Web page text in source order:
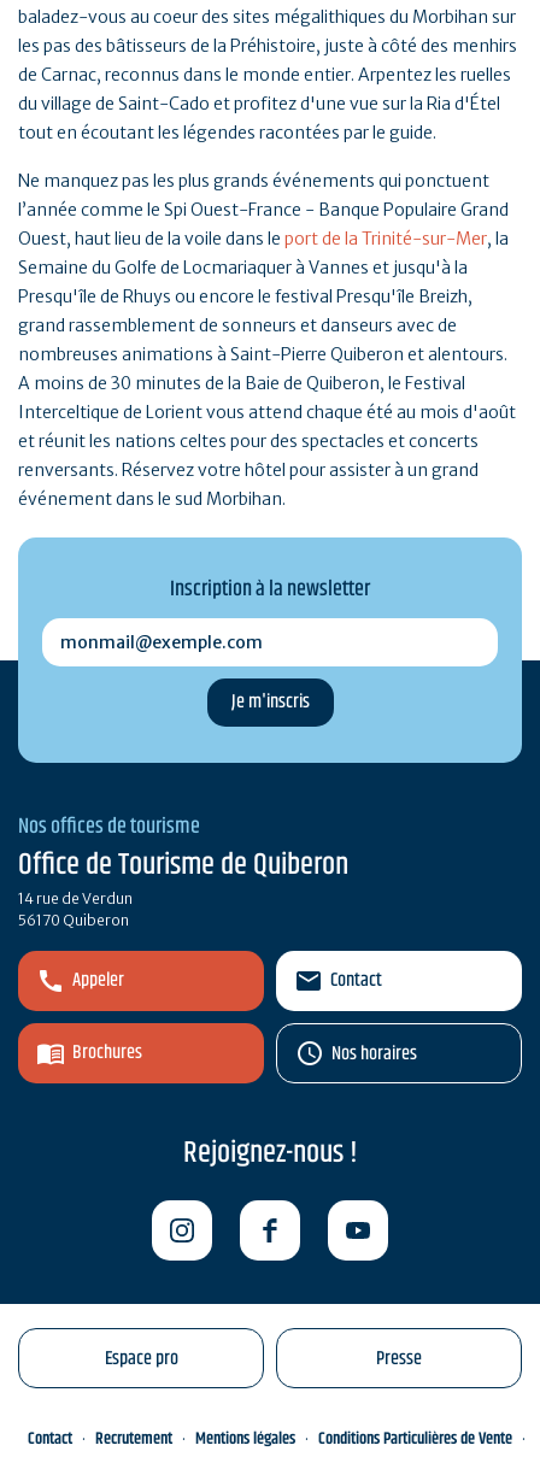
baladez-vous au coeur des sites mégalithiques du Morbihan sur
les pas des bâtisseurs de la Préhistoire, juste à côté des menhirs
de Carnac, reconnus dans le monde entier. Arpentez les ruelles
du village de Saint-Cado et profitez d'une vue sur la Ria d'Étel
tout en écoutant les légendes racontées par le guide.
Ne manquez pas les plus grands événements qui ponctuent
l’année comme le Spi Ouest-France - Banque Populaire Grand
Ouest, haut lieu de la voile dans le port de la Trinité-sur-Mer, la
Semaine du Golfe de Locmariaquer à Vannes et jusqu'à la
Presqu'île de Rhuys ou encore le festival Presqu'île Breizh,
grand rassemblement de sonneurs et danseurs avec de
nombreuses animations à Saint-Pierre Quiberon et alentours.
A moins de 30 minutes de la Baie de Quiberon, le Festival
Interceltique de Lorient vous attend chaque été au mois d'août
et réunit les nations celtes pour des spectacles et concerts
renversants. Réservez votre hôtel pour assister à un grand
événement dans le sud Morbihan.
Inscription à la newsletter
monmail@exemple.com
Nos offices de tourisme
Office de Tourisme de Quiberon
14 rue de Verdun
56170 Quiberon
Appeler
Brochures
Contact
Nos horaires
Rejoignez-nous !
Espace pro Presse
Contact Recrutement Mentions légales Conditions Particulières de Vente